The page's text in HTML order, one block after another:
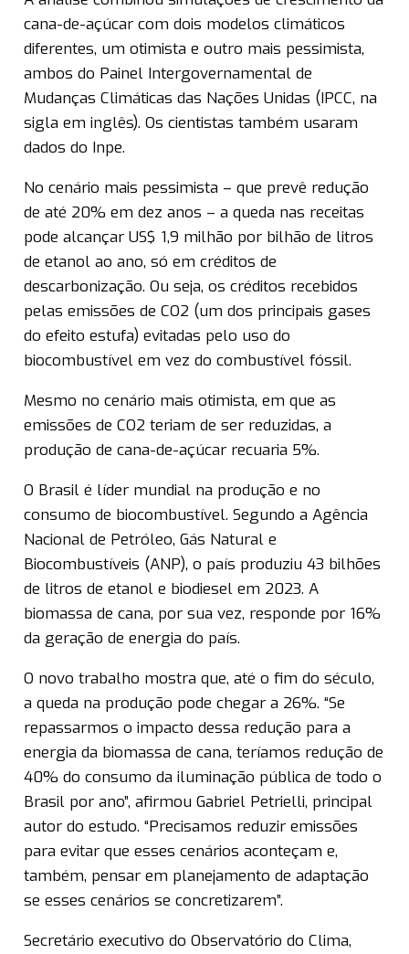
cana-de-açúcar com dois modelos climáticos
diferentes, um otimista e outro mais pessimista,
ambos do Painel Intergovernamental de
Mudanças Climáticas das Nações Unidas (IPCC, na
sigla em inglês). Os cientistas também usaram
dados do Inpe.
No cenário mais pessimista – que prevê redução
de até 20% em dez anos – a queda nas receitas
pode alcançar US$ 1,9 milhão por bilhão de litros
de etanol ao ano, só em créditos de
descarbonização. Ou seja, os créditos recebidos
pelas emissões de CO2 (um dos principais gases
do efeito estufa) evitadas pelo uso do
biocombustível em vez do combustível fóssil.
Mesmo no cenário mais otimista, em que as
emissões de CO2 teriam de ser reduzidas, a
produção de cana-de-açúcar recuaria 5%.
O Brasil é líder mundial na produção e no
consumo de biocombustível. Segundo a Agência
Nacional de Petróleo, Gás Natural e
Biocombustíveis (ANP), o país produziu 43 bilhões
de litros de etanol e biodiesel em 2023. A
biomassa de cana, por sua vez, responde por 16%
da geração de energia do país.
O novo trabalho mostra que, até o fim do século,
a queda na produção pode chegar a 26%. “Se
repassarmos o impacto dessa redução para a
energia da biomassa de cana, teríamos redução de
40% do consumo da iluminação pública de todo o
Brasil por ano”, afirmou Gabriel Petrielli, principal
autor do estudo. “Precisamos reduzir emissões
para evitar que esses cenários aconteçam e,
também, pensar em planejamento de adaptação
se esses cenários se concretizarem”.
Secretário executivo do Observatório do Clima,